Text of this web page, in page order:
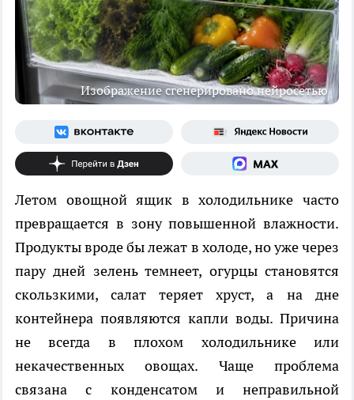
Изображение сгенерировано нейросетью
Летом овощной ящик в холодильнике часто
превращается в зону повышенной влажности.
Продукты вроде бы лежат в холоде, но уже через
пару дней зелень темнеет, огурцы становятся
скользкими, салат теряет хруст, а на дне
контейнера появляются капли воды. Причина
не всегда в плохом холодильнике или
некачественных овощах. Чаще проблема
связана с конденсатом и неправильной